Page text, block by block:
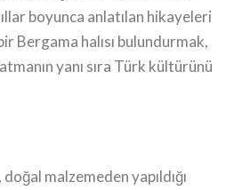
boyunca anlatılan hikayeleri
Bergama halısı bulundurmak,
yanı sıra Türk kültürünü
malzemeden yapıldığı